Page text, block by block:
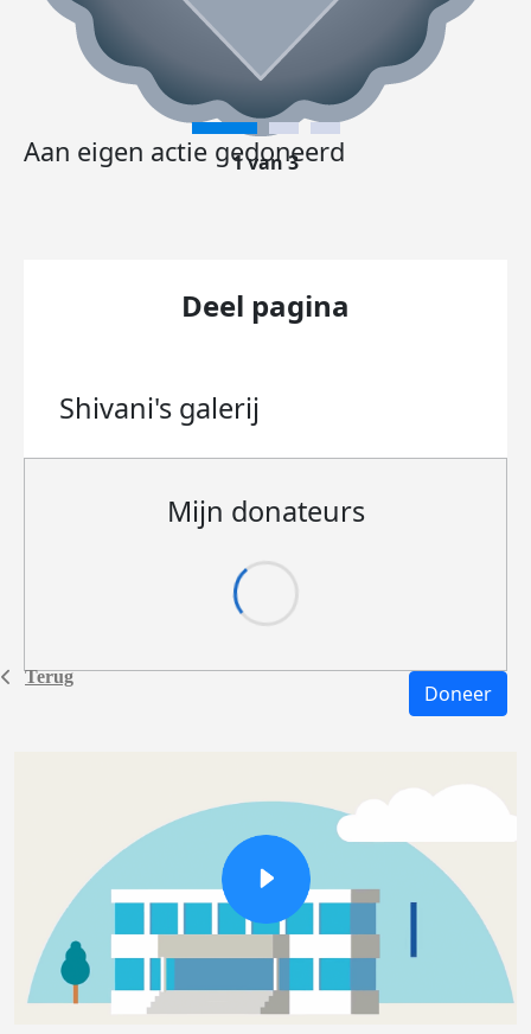
Terug
Aan eigen actie gedoneerd
1 van 3
Deel pagina
Shivani's galerij
Mijn donateurs
Doneer